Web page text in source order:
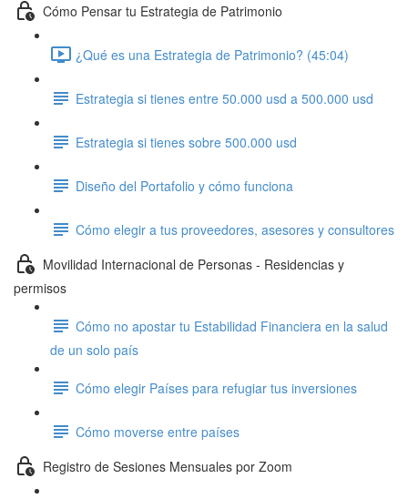
Cómo Pensar tu Estrategia de Patrimonio
¿Qué es una Estrategia de Patrimonio? (45:04)
Estrategia si tienes entre 50.000 usd a 500.000 usd
Estrategia si tienes sobre 500.000 usd
Diseño del Portafolio y cómo funciona
Cómo elegir a tus proveedores, asesores y consultores
Movilidad Internacional de Personas - Residencias y
permisos
Cómo no apostar tu Estabilidad Financiera en la salud
de un solo país
Cómo elegir Países para refugiar tus inversiones
Cómo moverse entre países
Registro de Sesiones Mensuales por Zoom